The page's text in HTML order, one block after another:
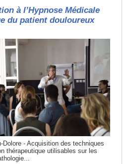
à l’Hypnose Médicale
du patient douloureux
- Acquisition des techniques
thérapeutique utilisables sur les